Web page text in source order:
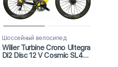
Шоссейный велосипед
Wilier Turbine Crono Ultegra
Di2 Disc 12 V Cosmic SL45